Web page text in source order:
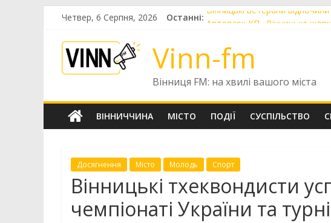
Skip
content
Четвер, 6 Серпня, 2026 Останні: Вінницькі ветерани
«Цілодобова варта»: де у
Чотири випускники з Вінниці
Vinn-fm
Вінниця FM: на хвилі вашого міста
ВІННИЧЧИНА МІСТО ПОДІЇ СУСПІЛЬСТВО
Досягнення Місто Молодь Спорт
Вінницькі тхеквондисти
чемпіонаті України та